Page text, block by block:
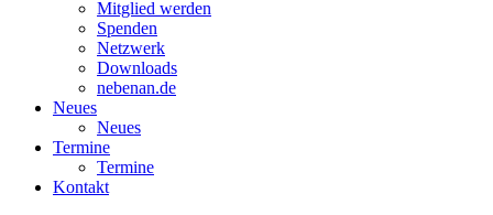
Mitglied werden
Spenden
Netzwerk
Downloads
nebenan.de
Neues
Neues
Termine
Termine
Kontakt